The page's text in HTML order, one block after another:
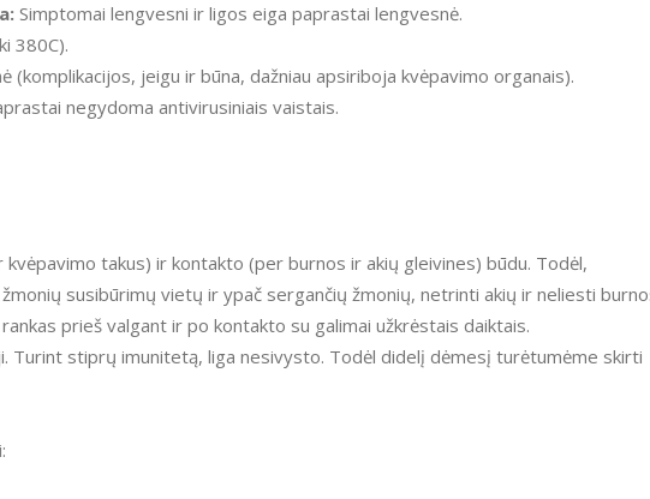
Simptomai lengvesni ir ligos eiga paprastai lengvesnė.
380C).
(komplikacijos, jeigu ir būna, dažniau apsiriboja kvėpavimo organais).
negydoma antivirusiniais vaistais.
takus) ir kontakto (per burnos ir akių gleivines) būdu. Todėl,
susibūrimų vietų ir ypač sergančių žmonių, netrinti akių ir neliesti
prieš valgant ir po kontakto su galimai užkrėstais daiktais.
Turint stiprų imunitetą, liga nesivysto. Todėl didelį dėmesį turėtumėme skirti